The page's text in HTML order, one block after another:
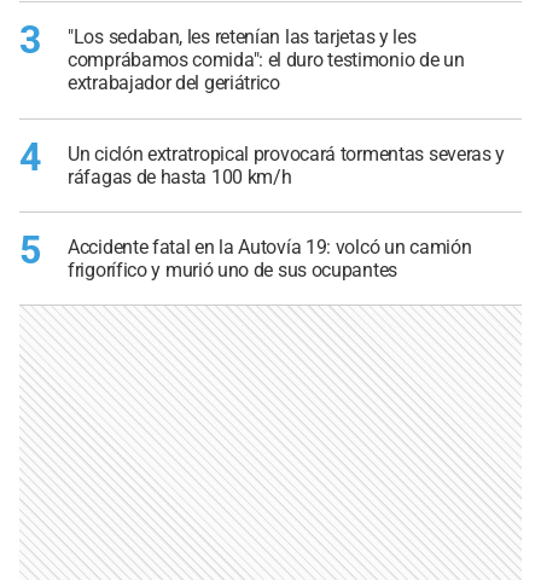
3
"Los sedaban, les retenían las tarjetas y les
comprábamos comida": el duro testimonio de un
extrabajador del geriátrico
4
Un ciclón extratropical provocará tormentas severas y
ráfagas de hasta 100 km/h
5
Accidente fatal en la Autovía 19: volcó un camión
frigorífico y murió uno de sus ocupantes